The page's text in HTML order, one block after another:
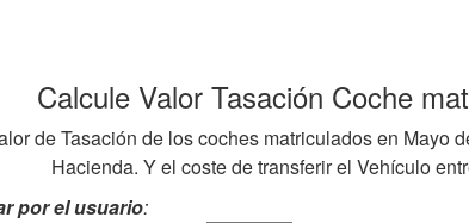
Calcule Valor Tasación Coche
de Tasación de los coches matriculados en Mayo
Hacienda. Y el coste de transferir el Vehículo
por el usuario: